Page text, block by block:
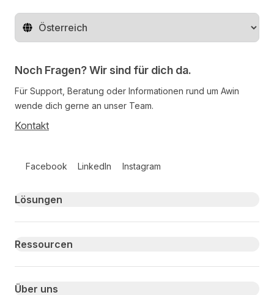
Region ändern
Noch Fragen? Wir sind für dich da.
Für Support, Beratung oder Informationen rund um Awin
wende dich gerne an unser Team.
Kontakt
Facebook LinkedIn Instagram
Primary footer navigation
Lösungen
Ressourcen
Über uns